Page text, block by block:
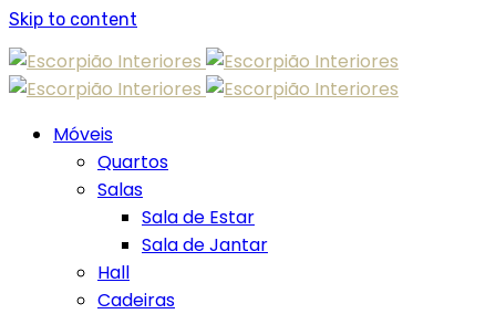
Skip to content
Móveis
Quartos
Salas
Sala de Estar
Sala de Jantar
Hall
Cadeiras